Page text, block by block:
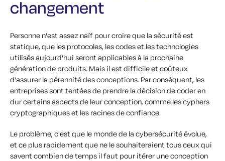
changement
Personne n'est assez naïf pour croire que la sécurité est
statique, que les protocoles, les codes et les technologies
utilisés aujourd'hui seront applicables à la prochaine
génération de produits. Mais il est difficile et coûteux
d'assurer la pérennité des conceptions. Par conséquent, les
entreprises sont tentées de prendre la décision de coder en
dur certains aspects de leur conception, comme les cyphers
cryptographiques et les racines de confiance.
Le problème, c'est que le monde de la cybersécurité évolue,
et ce plus rapidement que ne le souhaiteraient tous ceux qui
savent combien de temps il faut pour itérer une conception